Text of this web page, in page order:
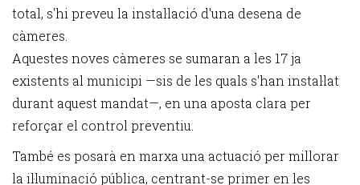
total, s'hi preveu la instal·lació d'una desena de
càmeres.
Aquestes noves càmeres se sumaran a les 17 ja
existents al municipi —sis de les quals s'han instal·lat
durant aquest mandat—, en una aposta clara per
reforçar el control preventiu.
També es posarà en marxa una actuació per millorar
la il·luminació pública, centrant-se primer en les